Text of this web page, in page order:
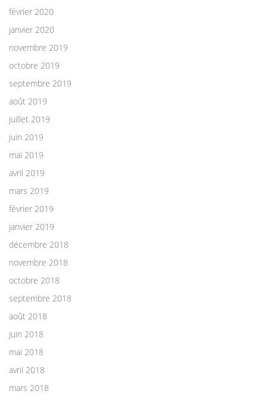
février 2020
janvier 2020
novembre 2019
octobre 2019
septembre 2019
août 2019
juillet 2019
juin 2019
mai 2019
avril 2019
mars 2019
février 2019
janvier 2019
décembre 2018
novembre 2018
octobre 2018
septembre 2018
août 2018
juin 2018
mai 2018
avril 2018
mars 2018